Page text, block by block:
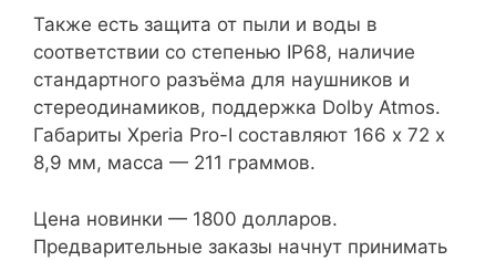
Также есть защита от пыли и воды в
соответствии со степенью IP68, наличие
стандартного разъёма для наушников и
стереодинамиков, поддержка Dolby Atmos.
Габариты Xperia Pro-I составляют 166 х 72 х
8,9 мм, масса — 211 граммов.
Цена новинки — 1800 долларов.
Предварительные заказы начнут принимать